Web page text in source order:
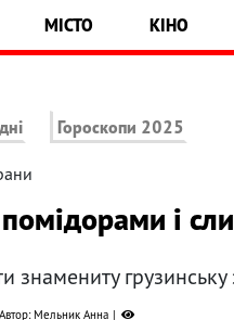
МІСТО КІНО
Гороскопи 2025
і
знамениту грузинську
Автор: Мельник Анна